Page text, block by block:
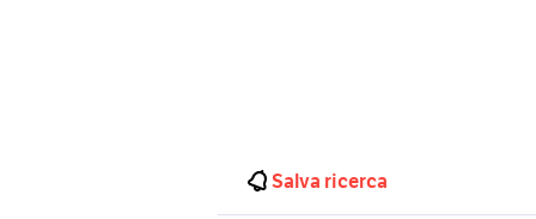
Salva ricerca